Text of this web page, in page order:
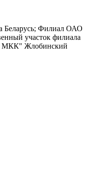
Беларусь; Филиал ОАО
участок филиала
МКК" Жлобинский